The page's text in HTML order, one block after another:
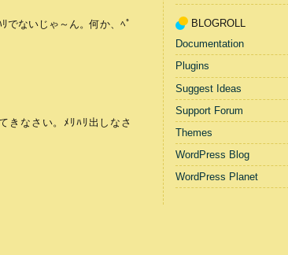
でないじゃ～ん。何か、ﾍﾟ
きなさい。ﾒﾘﾊﾘ出しなさ
BLOGROLL
Documentation
Plugins
Suggest Ideas
Support Forum
Themes
WordPress Blog
WordPress Planet